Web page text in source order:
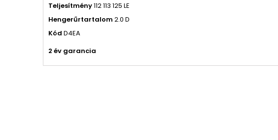
Teljesítmény112 113 125 LE
Hengerűrtartalom 2.0 D
Kód D4EA
2 év garancia